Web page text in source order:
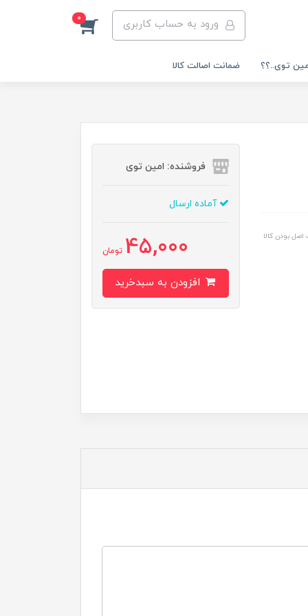
ورود به حساب کاربری 0
توی..؟؟ ضمانت اصالت کالا
بودن کالا
فروشنده: امین توی
آماده ارسال
45,000 تومان